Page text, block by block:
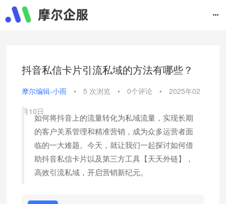
抖音私信卡片引流私域的方法有哪些？
摩尔编辑-小雨 • 5 次浏览 • 0个评论 •
2025年02
月10日
如何将抖音上的流量转化为私域流量，实现长期
的客户关系管理和精准营销，成为众多运营者面
临的一大难题。今天，就让我们一起探讨如何借
助抖音私信卡片以及第三方工具【天天外链】，
高效引流私域，开启营销新纪元。